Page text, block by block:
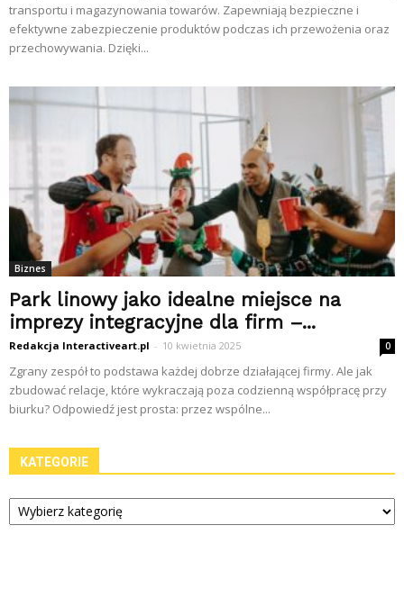
transportu i magazynowania towarów. Zapewniają bezpieczne i
efektywne zabezpieczenie produktów podczas ich przewożenia oraz
przechowywania. Dzięki...
Biznes
Park linowy jako idealne miejsce na
imprezy integracyjne dla firm –...
Redakcja Interactiveart.pl - 10 kwietnia 2025 0
Zgrany zespół to podstawa każdej dobrze działającej firmy. Ale jak
zbudować relacje, które wykraczają poza codzienną współpracę przy
biurku? Odpowiedź jest prosta: przez wspólne...
KATEGORIE
Kategorie